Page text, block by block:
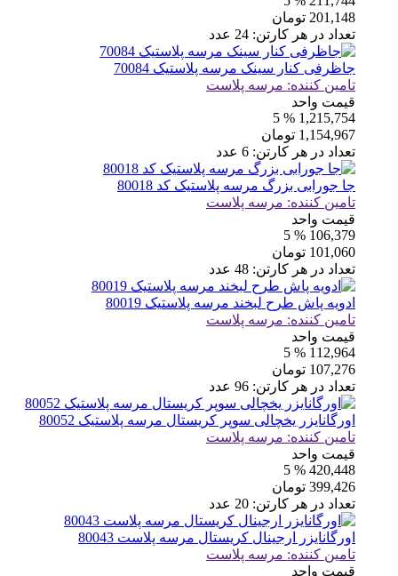
201,148 تومان
تعداد در هر کارتن: 24 عدد
جاظرفی کنار سینک مرسه پلاستیک 70084
تامین کننده: مرسه پلاست
قیمت واحد
1,215,754
% 5
1,154,967 تومان
تعداد در هر کارتن: 6 عدد
جا جورابی بزرگ مرسه پلاستیک کد 80018
تامین کننده: مرسه پلاست
قیمت واحد
106,379
% 5
101,060 تومان
تعداد در هر کارتن: 48 عدد
ادویه پاش طرح لبخند مرسه پلاستیک 80019
تامین کننده: مرسه پلاست
قیمت واحد
112,964
% 5
107,276 تومان
تعداد در هر کارتن: 96 عدد
اورگانایزر یخچالی سوپر کریستال مرسه پلاستیک 80052
تامین کننده: مرسه پلاست
قیمت واحد
420,448
% 5
399,426 تومان
تعداد در هر کارتن: 20 عدد
اورگانایزر ارجینال کریستال مرسه پلاست 80043
تامین کننده: مرسه پلاست
قیمت واحد